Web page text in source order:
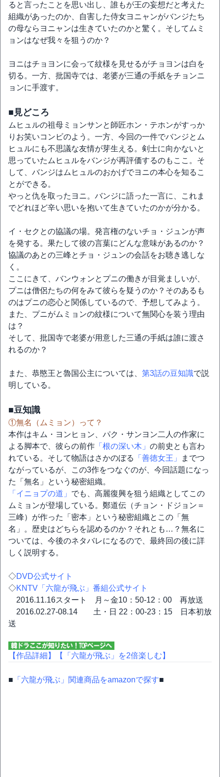
ると言ったことを思い出し、誰もが王の妄想だと考えた
組織があったのか、自害した侍女ヨニャンがバンジたち
の母ならヨニャンは生きていたのかと驚く。そしてムミ
ョンはなぜ我々を狙うのか？
ヨニはチョヨンに会って紋様を見せるがチョヨンは白を
切る。一方、批国寺では、老婆が三通の手紙をチョンニ
ョンに手渡す。
■見どころ
ムヒュルの祖母ミョンサンと師匠ホン・テホンがすっか
りお笑いコンビのよう。一方、今回の一件でバンジとム
ヒュルにも不思議な友情が芽生える。剣士に向かないと
思っていたムヒュルをバンジが再評価するのもここ。そ
して、バンジはムヒュルのおかげでヨニの本心を知るこ
とができる。
やっと仇を取ったヨニ。バンジに語った一言に、これま
でどれほど辛い思いを抱いて生きていたのかが分かる。
イ・セクとの協議の場。発言権のないチョ・ジュンが声
を発する。果たして彼の言葉にどんな意味があるのか？
協議のあとの三峰とチョ・ジュンの会話をお聴き逃しな
く。
ここにきて、バンウォンとプニの働きが目覚ましいが、
プニは僧侶たちの何をみて彼らを疑うのか？そのあるも
のはプニの恋心と関係しているので、予想してみよう。
また、プニがムミョンの紋様について無関心を装う理由
は？
そして、批国寺で老婆が用意した三通の手紙は誰に渡さ
れるのか？
また、恭愍王と魯国公主については、 第3話の豆知識で説
明している。
■豆知識
①無名（ムミョン）って？
本作はキム・ヨンヒョン、パク・サンヨン二人の作家に
よる脚本で、彼らの前作 「根の深い木」 の前史とも言わ
れている。そして物語はさかのぼる
「善徳女王」
までつ
ながっているが、この3作をつなぐのが、今回話題になっ
た「無名」という秘密組織。
「イニョプの道」 でも、高麗復興を狙う組織としてこの
ムミョンが登場している。鄭道伝（チョン・ドジョン＝
三峰）が作った「密本」という秘密組織とこの「無
名」。歴史はどちらを認めるのか？それとも…？無名に
ついては、今後のネタバレになるので、最終回の後に詳
しく説明する。
◇DVD公式サイト
◇KNTV「六龍が飛ぶ」番組公式サイト
2016.11.16スタート 月～金10：50-12：00 再放送
2016.02.27-08.14 土・日 22：00-23：15 日本初放
送
【作品詳細】 【「六龍が飛ぶ」を2倍楽しむ】
■ 「六龍が飛ぶ」関連商品をamazonで探す■